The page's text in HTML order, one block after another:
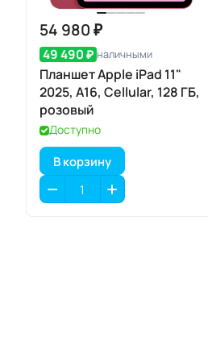
54 980 ₽
49 490 ₽ наличными
Планшет Apple iPad 11"
2025, A16, Cellular, 128 ГБ,
розовый
Доступно
В корзину